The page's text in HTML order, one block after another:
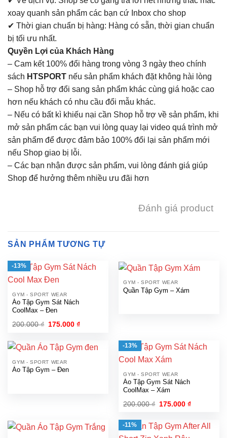
xoay quanh sản phẩm các bạn cứ Inbox cho shop
✔ Thời gian chuẩn bị hàng: Hàng có sẵn, thời gian chuẩn
bị tối ưu nhất.
Quyền Lợi của Khách Hàng
– Cam kết 100% đổi hàng trong vòng 3 ngày theo chính
sách HTSPORT nếu sản phẩm khách đặt không hài lòng
– Shop hỗ trợ đổi sang sản phẩm khác cùng giá hoặc cao
hơn nếu khách có nhu cầu đổi mẫu khác.
– Nếu có bất kì khiếu nại cần Shop hỗ trợ về sản phẩm, khi
mở sản phẩm các bạn vui lòng quay lại video quá trình mở
sản phẩm để được đảm bảo 100% đổi lại sản phẩm mới
nếu Shop giao bị lỗi.
– Các bạn nhận được sản phẩm, vui lòng đánh giá giúp
Shop để hưởng thêm nhiều ưu đãi hơn
Đánh giá product
SẢN PHẨM TƯƠNG TỰ
-13%
GYM - SPORT WEAR
Áo Tập Gym Sát Nách
CoolMax – Đen
200.000₫ Giá
200.000 ₫.
175.000₫Giá
là:
175.000 ₫.
GYM - SPORT WEAR
Quần Tập Gym – Xám
GYM - SPORT WEAR
Áo Tập Gym – Đen
-13%
GYM - SPORT WEAR
Áo Tập Gym Sát Nách
CoolMax – Xám
200.000₫ Giá
200.000 ₫.
175.000₫Giá
là:
175.000 ₫.
-11%